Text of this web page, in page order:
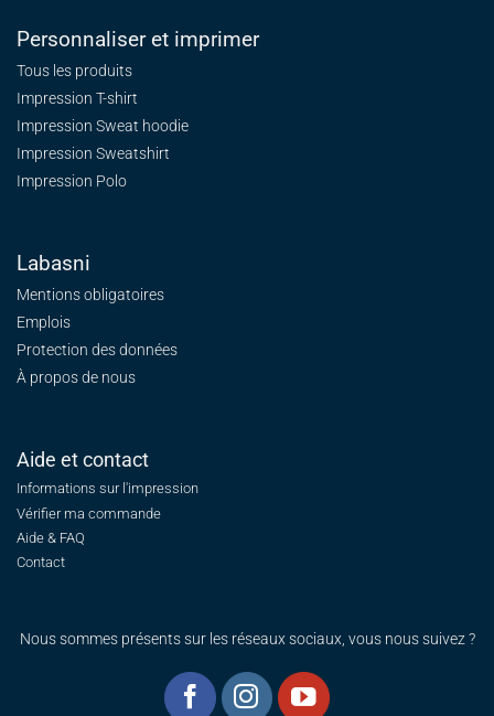
Personnaliser et imprimer
Tous les produits
Impression T-shirt
Impression Sweat hoodie
Impression Sweatshirt
Impression Polo
Labasni
Mentions obligatoires
Emplois
Protection des données
À propos de nous
Aide et contact
Informations sur l'impression
Vérifier ma commande
Aide & FAQ
Contact
Nous sommes présents sur les réseaux sociaux, vous nous suivez ?